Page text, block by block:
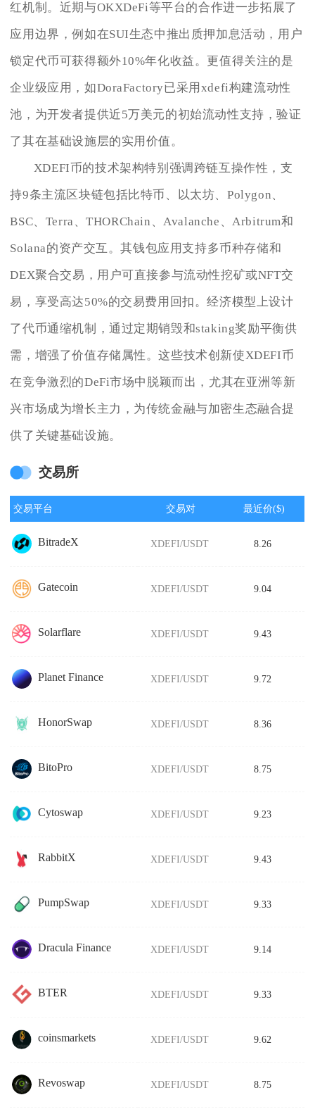
红机制。近期与OKXDeFi等平台的合作进一步拓展了
应用边界，例如在SUI生态中推出质押加息活动，用户
锁定代币可获得额外10%年化收益。更值得关注的是
企业级应用，如DoraFactory已采用xdefi构建流动性
池，为开发者提供近5万美元的初始流动性支持，验证
了其在基础设施层的实用价值。
XDEFI币的技术架构特别强调跨链互操作性，支
持9条主流区块链包括比特币、以太坊、Polygon、
BSC、Terra、THORChain、Avalanche、Arbitrum和
Solana的资产交互。其钱包应用支持多币种存储和
DEX聚合交易，用户可直接参与流动性挖矿或NFT交
易，享受高达50%的交易费用回扣。经济模型上设计
了代币通缩机制，通过定期销毁和staking奖励平衡供
需，增强了价值存储属性。这些技术创新使XDEFI币
在竞争激烈的DeFi市场中脱颖而出，尤其在亚洲等新
兴市场成为增长主力，为传统金融与加密生态融合提
供了关键基础设施。
交易所
交易平台 交易对 最近价($)
BitradeX XDEFI/USDT 8.26
Gatecoin XDEFI/USDT 9.04
Solarflare XDEFI/USDT 9.43
Planet Finance XDEFI/USDT 9.72
HonorSwap XDEFI/USDT 8.36
BitoPro XDEFI/USDT 8.75
Cytoswap XDEFI/USDT 9.23
RabbitX XDEFI/USDT 9.43
PumpSwap XDEFI/USDT 9.33
Dracula Finance XDEFI/USDT 9.14
BTER XDEFI/USDT 9.33
coinsmarkets XDEFI/USDT 9.62
Revoswap XDEFI/USDT 8.75